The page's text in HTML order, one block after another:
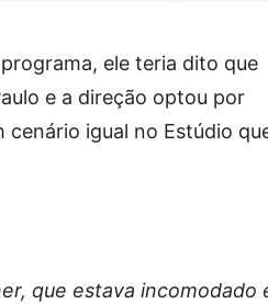
ele teria dito que
e a direção optou por
igual no Estúdio
que estava incomodado